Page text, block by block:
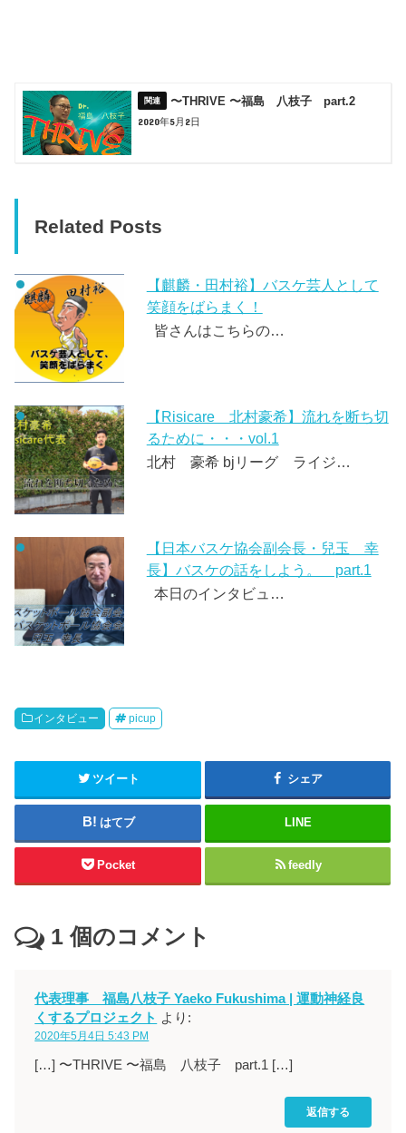
〜THRIVE 〜福島 八枝子 part.2
2020年5月2日
Related Posts
【麒麟・田村裕】バスケ芸人として
笑顔をばらまく！
皆さんはこちらの…
【Risicare 北村豪希】流れを断ち切
るために・・・vol.1
北村 豪希 bjリーグ ライジ…
【日本バスケ協会副会長・兒玉 幸
長】バスケの話をしよう。 part.1
本日のインタビュ…
インタビュー picup
ツイート シェア
はてブ LINE
Pocket feedly
1 個のコメント
代表理事 福島八枝子 Yaeko Fukushima | 運動神経良
くするプロジェクト より:
2020年5月4日 5:43 PM
[…] 〜THRIVE 〜福島 八枝子 part.1 […]
返信する